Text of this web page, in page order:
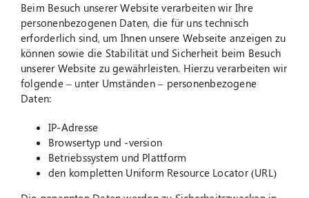
Beim Besuch unserer Website verarbeiten wir Ihre
personenbezogenen Daten, die für uns technisch
erforderlich sind, um Ihnen unsere Webseite anzeigen zu
können sowie die Stabilität und Sicherheit beim Besuch
unserer Website zu gewährleisten. Hierzu verarbeiten wir
folgende – unter Umständen – personenbezogene
Daten:
IP-Adresse
Browsertyp und -version
Betriebssystem und Plattform
den kompletten Uniform Resource Locator (URL)